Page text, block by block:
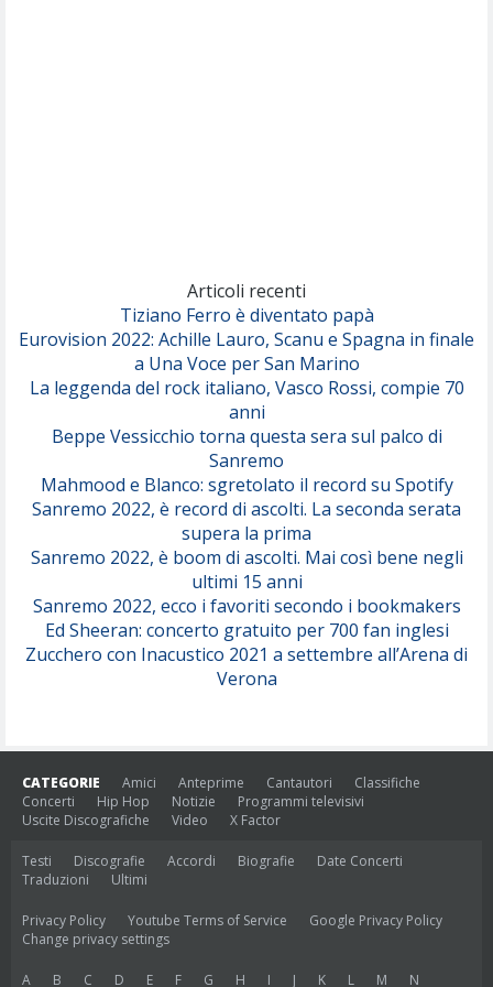
Serenamente
Articoli recenti
Tiziano Ferro è diventato papà
Eurovision 2022: Achille Lauro, Scanu e Spagna in finale
a Una Voce per San Marino
La leggenda del rock italiano, Vasco Rossi, compie 70
anni
Beppe Vessicchio torna questa sera sul palco di
Sanremo
Mahmood e Blanco: sgretolato il record su Spotify
Sanremo 2022, è record di ascolti. La seconda serata
supera la prima
Sanremo 2022, è boom di ascolti. Mai così bene negli
ultimi 15 anni
Sanremo 2022, ecco i favoriti secondo i bookmakers
Ed Sheeran: concerto gratuito per 700 fan inglesi
Zucchero con Inacustico 2021 a settembre all’Arena di
Verona
CATEGORIE Amici Anteprime Cantautori
Classifiche
Concerti
Hip Hop Notizie
Programmi televisivi
Uscite Discografiche
Video X Factor
Testi Discografie Accordi Biografie
Date Concerti
Traduzioni
Ultimi
Privacy Policy Youtube Terms of Service
Google Privacy Policy
Change privacy settings
A B C D E F G H I J K L M N